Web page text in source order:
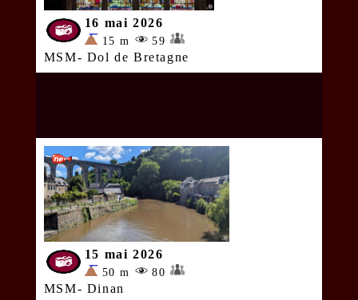
16 mai 2026
15 m 59
MSM- Dol de Bretagne
15 mai 2026
50 m 80
MSM- Dinan